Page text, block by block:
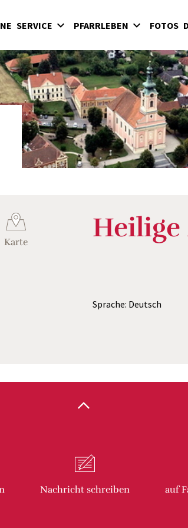
SERVICE
Kirche
PFARRLEBEN
Jugend
Erwachsene
Kirchenmusik
Glaube und Gebet
Geistliche Gemeinschaften
FOTOS
Pinkafeld
Riedlingsdorf
Sinnersdorf
Wiesfleck /
Karte Heilige
Sprache: Deutsch
Nachricht schreiben auf